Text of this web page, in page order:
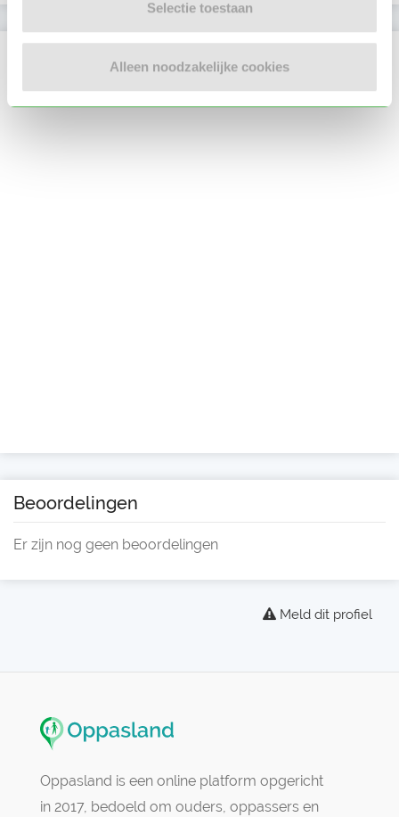
Selectie toestaan
Alleen noodzakelijke cookies
Beoordelingen
Er zijn nog geen beoordelingen
Meld dit profiel
Oppasland is een online platform opgericht
in 2017, bedoeld om ouders, oppassers en